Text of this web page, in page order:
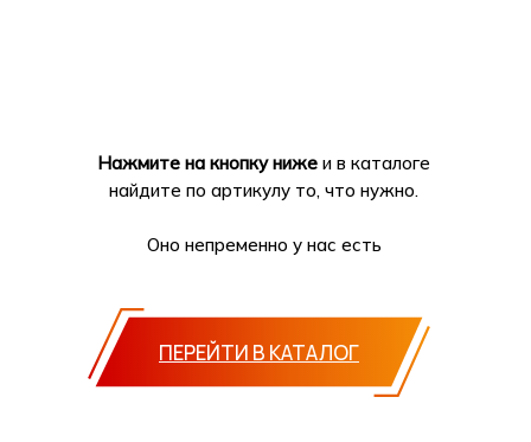
ПЕРЕЙТИ В КАТАЛОГ
Нажмите на кнопку ниже и в каталоге
найдите по артикулу то, что нужно.
Оно непременно у нас есть